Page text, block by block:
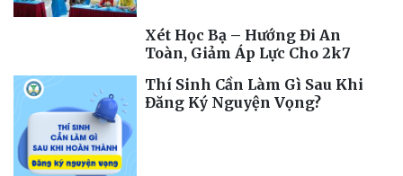
Xét Học Bạ – Hướng Đi An
Toàn, Giảm Áp Lực Cho 2k7
Thí Sinh Cần Làm Gì Sau Khi
Đăng Ký Nguyện Vọng?